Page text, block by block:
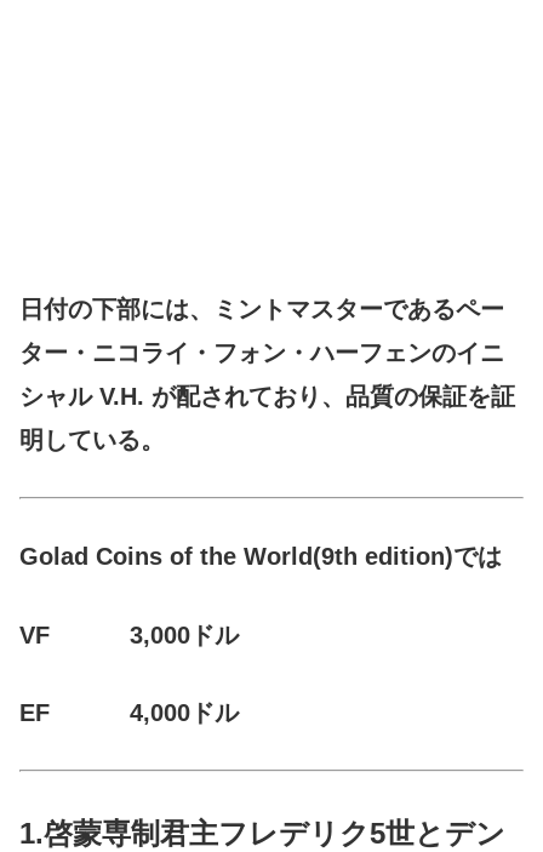
日付の下部には、ミントマスターであるペー
ター・ニコライ・フォン・ハーフェンのイニ
シャル V.H. が配されており、品質の保証を証
明している。
Golad Coins of the World(9th edition)では
VF 3,000ドル
EF 4,000ドル
1.啓蒙専制君主フレデリク5世とデン